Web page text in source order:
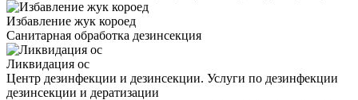
Избавление жук короед
Санитарная обработка дезинсекция
Ликвидация ос
Центр дезинфекции и дезинсекции. Услуги по дезинфекции
дезинсекции и дератизации